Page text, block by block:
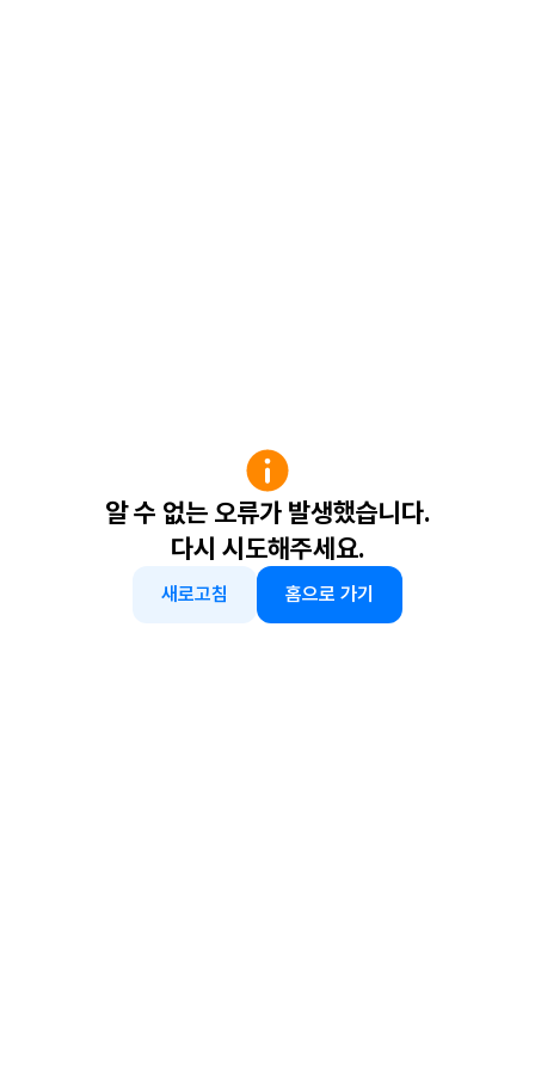
알 수 없는 오류가 발생했습니다.
다시 시도해주세요.
새로고침 홈으로 가기